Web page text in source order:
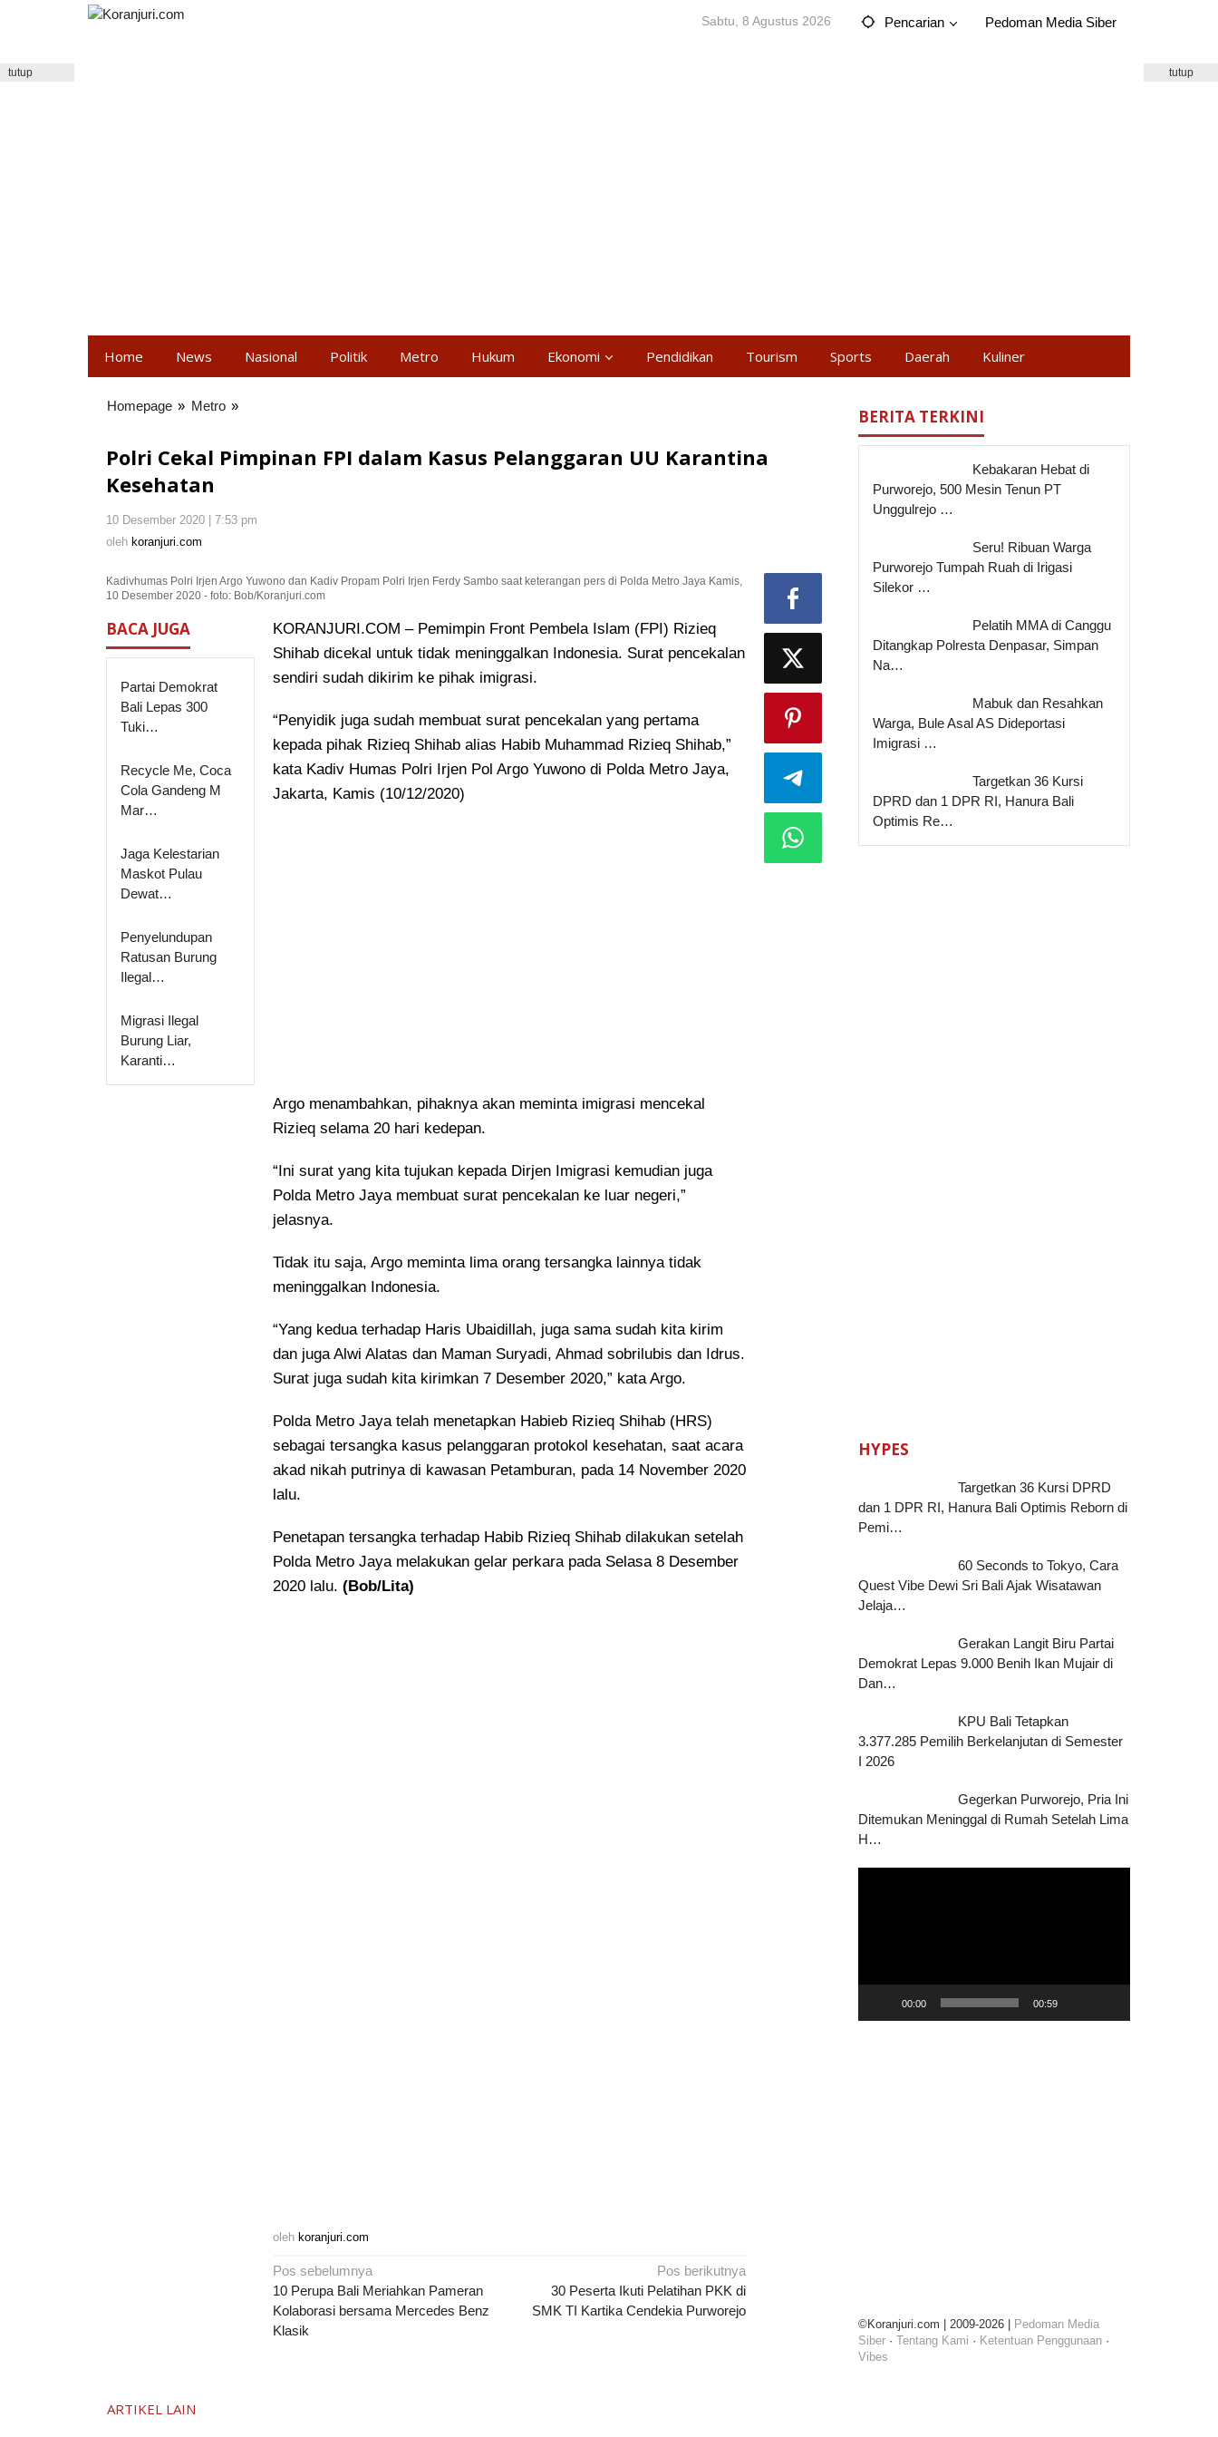
Sabtu, 8 Agustus 2026 Pencarian Pedoman Media Siber
Home News Nasional Politik Metro Hukum Ekonomi Pendidikan Tourism Sports Daerah Kuliner
tutup tutup
Homepage » Metro »
FPI
Pelanggaran
Kesehatan
Polri Cekal Pimpinan FPI dalam Kasus Pelanggaran UU Karantina
Kesehatan
10 Desember 2020 | 7:53 pm
oleh koranjuri.com
Kadivhumas Polri Irjen Argo Yuwono dan Kadiv Propam Polri Irjen Ferdy Sambo saat keterangan pers di Polda Metro Jaya Kamis,
10 Desember 2020 - foto: Bob/Koranjuri.com
BACA JUGA
Partai Demokrat
Bali Lepas 300
Tuki…
Recycle Me, Coca
Cola Gandeng M
Mar…
Jaga Kelestarian
Maskot Pulau
Dewat…
Penyelundupan
Ratusan Burung
Ilegal…
Migrasi Ilegal
Burung Liar,
Karanti…
KORANJURI.COM – Pemimpin Front Pembela Islam (FPI) Rizieq
Shihab dicekal untuk tidak meninggalkan Indonesia. Surat pencekalan
sendiri sudah dikirim ke pihak imigrasi.
“Penyidik juga sudah membuat surat pencekalan yang pertama
kepada pihak Rizieq Shihab alias Habib Muhammad Rizieq Shihab,”
kata Kadiv Humas Polri Irjen Pol Argo Yuwono di Polda Metro Jaya,
Jakarta, Kamis (10/12/2020)
Argo menambahkan, pihaknya akan meminta imigrasi mencekal
Rizieq selama 20 hari kedepan.
“Ini surat yang kita tujukan kepada Dirjen Imigrasi kemudian juga
Polda Metro Jaya membuat surat pencekalan ke luar negeri,”
jelasnya.
Tidak itu saja, Argo meminta lima orang tersangka lainnya tidak
meninggalkan Indonesia.
“Yang kedua terhadap Haris Ubaidillah, juga sama sudah kita kirim
dan juga Alwi Alatas dan Maman Suryadi, Ahmad sobrilubis dan Idrus.
Surat juga sudah kita kirimkan 7 Desember 2020,” kata Argo.
Polda Metro Jaya telah menetapkan Habieb Rizieq Shihab (HRS)
sebagai tersangka kasus pelanggaran protokol kesehatan, saat acara
akad nikah putrinya di kawasan Petamburan, pada 14 November 2020
lalu.
Penetapan tersangka terhadap Habib Rizieq Shihab dilakukan setelah
Polda Metro Jaya melakukan gelar perkara pada Selasa 8 Desember
2020 lalu.(Bob/Lita)
oleh koranjuri.com
Navigasi
pos
Pos sebelumnya
10 Perupa Bali Meriahkan Pameran
Kolaborasi bersama Mercedes Benz
Klasik
Pos berikutnya
30 Peserta Ikuti Pelatihan PKK di
SMK TI Kartika Cendekia Purworejo
ARTIKEL LAIN
BERITA TERKINI
Kebakaran Hebat di
Purworejo, 500 Mesin Tenun PT
Unggulrejo …
Seru! Ribuan Warga
Purworejo Tumpah Ruah di Irigasi
Silekor …
Pelatih MMA di Canggu
Ditangkap Polresta Denpasar, Simpan
Na…
Mabuk dan Resahkan
Warga, Bule Asal AS Dideportasi
Imigrasi …
Targetkan 36 Kursi
DPRD dan 1 DPR RI, Hanura Bali
Optimis Re…
HYPES
Targetkan 36 Kursi DPRD
dan 1 DPR RI, Hanura Bali Optimis Reborn di
Pemi…
60 Seconds to Tokyo, Cara
Quest Vibe Dewi Sri Bali Ajak Wisatawan
Jelaja…
Gerakan Langit Biru Partai
Demokrat Lepas 9.000 Benih Ikan Mujair di
Dan…
KPU Bali Tetapkan
3.377.285 Pemilih Berkelanjutan di Semester
I 2026
Gegerkan Purworejo, Pria Ini
Ditemukan Meninggal di Rumah Setelah Lima
H…
00:00 00:59
©Koranjuri.com | 2009-2026 | Pedoman Media
Siber ·Tentang Kami · Ketentuan Penggunaan ·
Vibes